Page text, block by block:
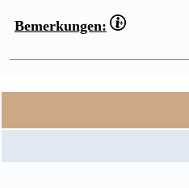
Bemerkungen: